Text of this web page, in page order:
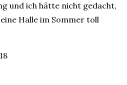
und ich hätte nicht gedacht,
Halle im Sommer toll